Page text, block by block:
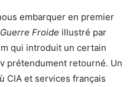
embarquer en premier
Guerre Froide illustré par
qui introduit un certain
prétendument retourné. Un
CIA et services français